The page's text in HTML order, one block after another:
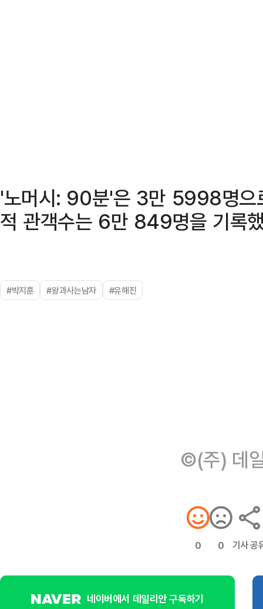
'노머시: 90분'은 3만 5998명으
적 관객수는 6만 849명을 기록
#박지훈 #왕과사는남자 #유해진
©(주) 데
0 0 기사 공
네이버에서 데일리안 구독하기